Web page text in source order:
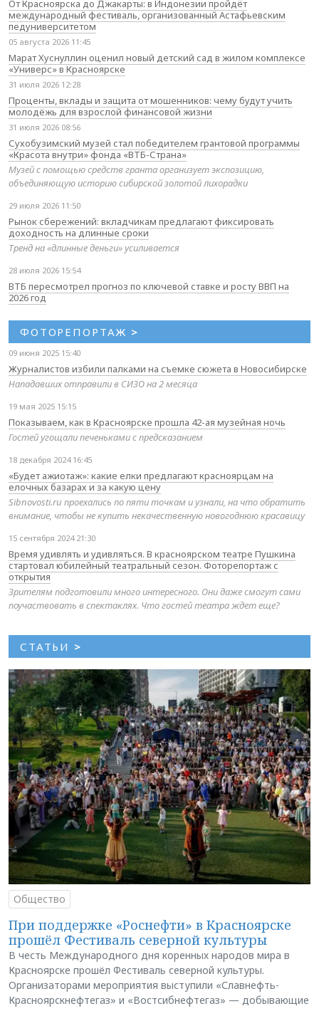
От Красноярска до Джакарты: в Индонезии пройдёт
международный фестиваль, организованный Астафьевским
педуниверситетом
05 августа 2026 11:45
Марат Хуснуллин оценил новый детский сад в жилом комплексе
«Универс» в Красноярске
31 июля 2026 12:28
Проценты, вклады и защита от мошенников: чему будут учить
молодёжь для взрослой финансовой жизни
31 июля 2026 08:56
Сухобузимский музей стал победителем грантовой программы
«Красота внутри» фонда «ВТБ-Страна»
Музей с помощью средств гранта организует экспозицию,
объединяющую историю сибирской золотой лихорадки
29 июля 2026 11:50
Рынок сбережений: вкладчикам предлагают фиксировать
доходность на длинные сроки
Тренд на «длинные деньги» усиливается
28 июля 2026 15:54
ВТБ пересмотрел прогноз по ключевой ставке и росту ВВП на
2026 год
ФОТОРЕПОРТАЖ >
09 июня 2025 15:40
Журналистов избили палками на съемке сюжета в Новосибирске
Нападавших отправили в СИЗО на 2 месяца
19 мая 2025 15:15
Показываем, как в Красноярске прошла 42-ая музейная ночь
Гостей угощали печеньками с предсказанием
18 декабря 2024 16:45
«Будет ажиотаж»: какие елки предлагают красноярцам на
елочных базарах и за какую цену
Sibnovosti.ru проехались по пяти точкам и узнали, на что обратить
внимание, чтобы не купить некачественную новогоднюю красавицу
15 сентября 2024 21:30
Время удивлять и удивляться. В красноярском театре Пушкина
стартовал юбилейный театральный сезон. Фоторепортаж с
открытия
Зрителям подготовили много интересного. Они даже смогут сами
поучаствовать в спектаклях. Что гостей театра ждет еще?
СТАТЬИ >
Общество
При поддержке «Роснефти» в Красноярске
прошёл Фестиваль северной культуры
В честь Международного дня коренных народов мира в
Красноярске прошёл Фестиваль северной культуры.
Организаторами мероприятия выступили «Славнефть-
Красноярскнефтегаз» и «Востсибнефтегаз» — добывающие